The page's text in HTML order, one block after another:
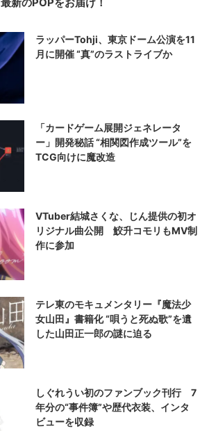
ラッパーTohji、東京ドーム公演を11
月に開催 “真”のラストライブか
「カードゲーム展開ジェネレータ
ー」開発秘話 “相関図作成ツール”を
TCG向けに魔改造
VTuber結城さくな、じん提供の初オ
リジナル曲公開 鮫升コモリもMV制
作に参加
テレ東のモキュメンタリー『魔法少
女山田』書籍化 “唄うと死ぬ歌”を遺
した山田正一郎の謎に迫る
しぐれうい初のファンブック刊行 7
年分の“事件簿”や歴代衣装、インタ
ビューを収録